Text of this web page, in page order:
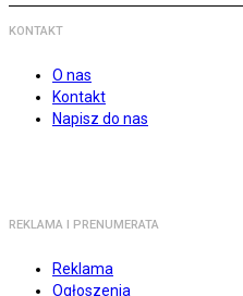
KONTAKT
O nas
Kontakt
Napisz do nas
REKLAMA I PRENUMERATA
Reklama
Ogłoszenia